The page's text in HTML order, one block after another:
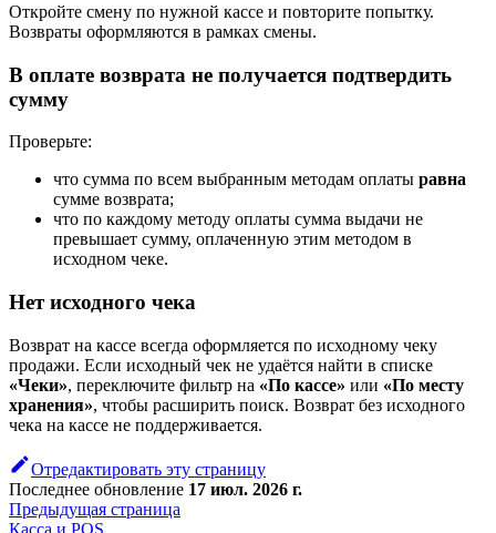
Откройте смену по нужной кассе и повторите попытку.
Возвраты оформляются в рамках смены.
В оплате возврата не получается подтвердить
сумму
Проверьте:
что сумма по всем выбранным методам оплаты равна
сумме возврата;
что по каждому методу оплаты сумма выдачи не
превышает сумму, оплаченную этим методом в
исходном чеке.
Нет исходного чека
Возврат на кассе всегда оформляется по исходному чеку
продажи. Если исходный чек не удаётся найти в списке
«Чеки», переключите фильтр на «По кассе» или «По месту
хранения», чтобы расширить поиск. Возврат без исходного
чека на кассе не поддерживается.
Отредактировать эту страницу
Последнее обновление 17 июл. 2026 г.
Предыдущая страница
Касса и POS